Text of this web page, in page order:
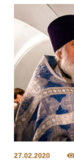
27.02.2020